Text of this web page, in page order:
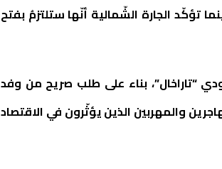
تؤكّد الجارة الشّمالية أنّها ستلتزمُ بفتح
“تاراخال”، بناء على طلب صريح من وفد
والمهربين الذين يؤثّرون في الاقتصاد